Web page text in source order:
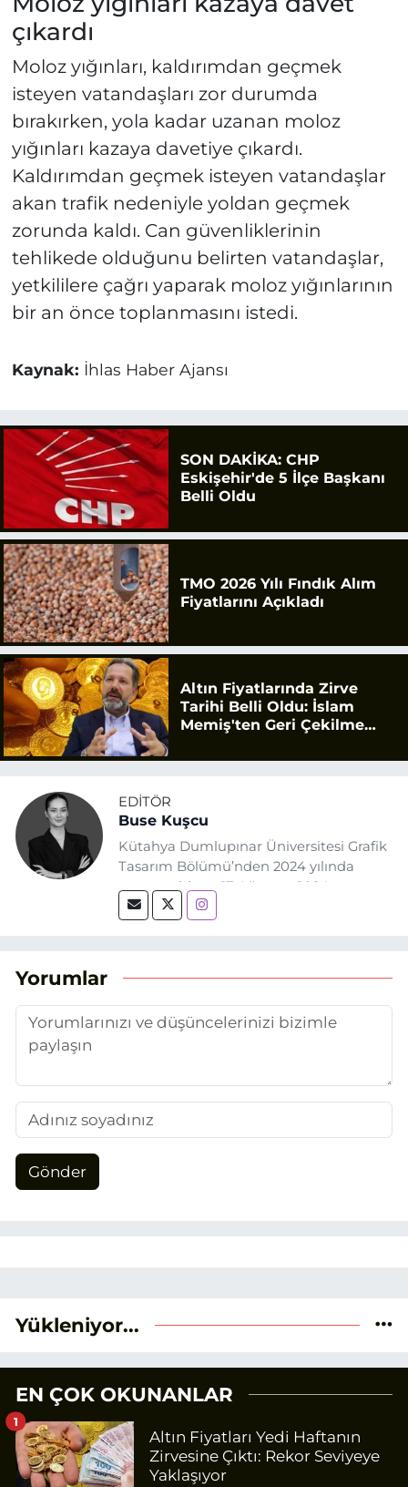
çıkardı
Moloz yığınları, kaldırımdan geçmek
isteyen vatandaşları zor durumda
bırakırken, yola kadar uzanan moloz
yığınları kazaya davetiye çıkardı.
Kaldırımdan geçmek isteyen vatandaşlar
akan trafik nedeniyle yoldan geçmek
zorunda kaldı. Can güvenliklerinin
tehlikede olduğunu belirten vatandaşlar,
yetkililere çağrı yaparak moloz yığınlarının
bir an önce toplanmasını istedi.
Kaynak: İhlas Haber Ajansı
SON DAKİKA: CHP
Eskişehir'de 5 İlçe Başkanı
Belli Oldu
TMO 2026 Yılı Fındık Alım
Fiyatlarını Açıkladı
Altın Fiyatlarında Zirve
Tarihi Belli Oldu: İslam
Memiş'ten Geri Çekilme
EDITÖR
Buse Kuşcu
Kütahya Dumlupınar Üniversitesi Grafik
Tasarım Bölümü’nden 2024 yılında
mezun oldum. 17 Ağustos 2024
tarihinde, Grafik Tasarım alanında staj
adım attım.
Yorumlar
Gönder
Yükleniyor...
EN ÇOK OKUNANLAR
Altın Fiyatları Yedi Haftanın
Zirvesine Çıktı: Rekor Seviyeye
Yaklaşıyor
1